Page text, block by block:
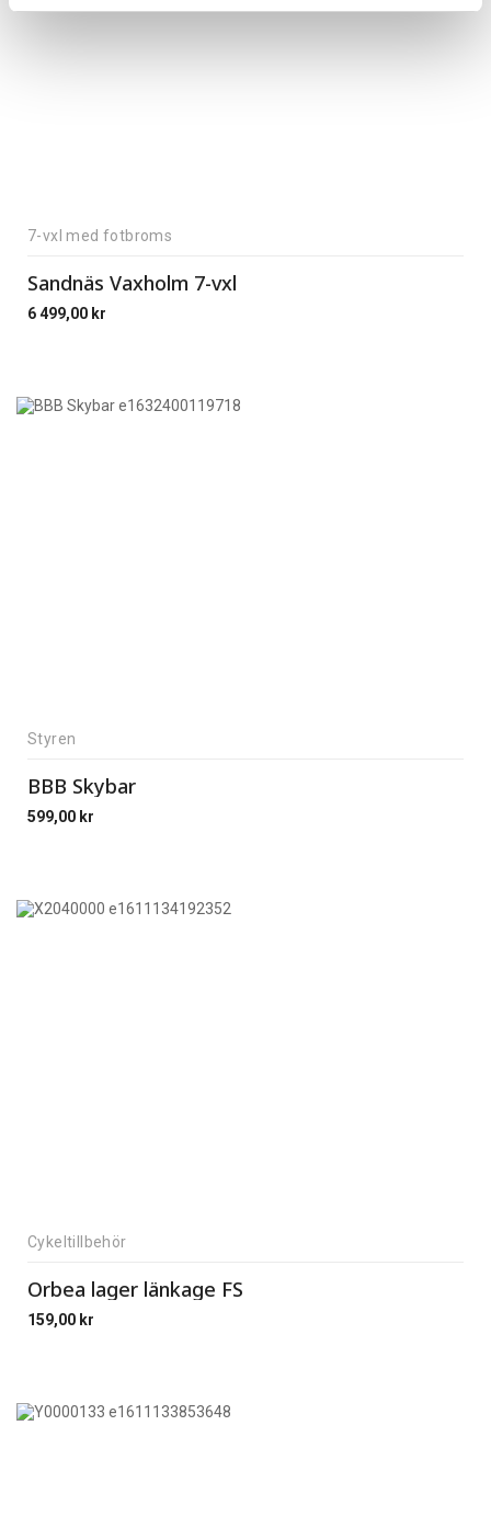
7-vxl med fotbroms
Sandnäs Vaxholm 7-vxl
6 499,00 kr
Styren
BBB Skybar
599,00 kr
Cykeltillbehör
Orbea lager länkage FS
159,00 kr